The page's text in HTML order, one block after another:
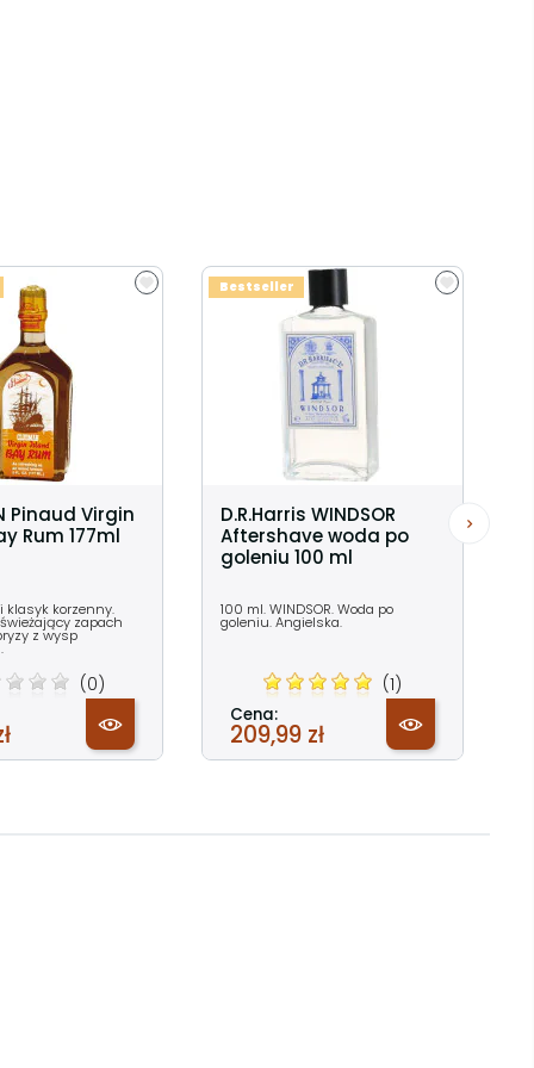
Pinaud Virgin
Rum 177ml
klasyk korzenny.
zapach
z wysp
(0)
D.R.Harris WINDSOR
Aftershave woda po
goleniu 100 ml
100 ml. WINDSOR. Woda po
goleniu. Angielska.
(1)
Cena:
209,99 zł
Bestseller